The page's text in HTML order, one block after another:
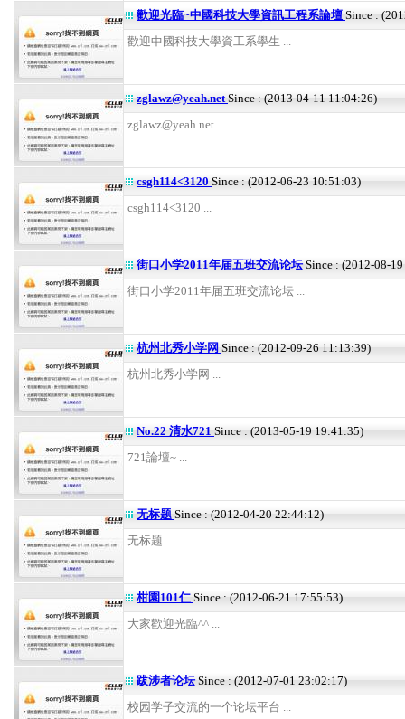
歡迎光臨~中國科技大學資訊工程系論壇 Since :
歡迎中國科技大學資工系學生 ...
zglawz@yeah.netSince : (2013-04-11 11:04:26)
zglawz@yeah.net ...
csgh114<3120 Since : (2012-06-23 10:51:03)
csgh114<3120 ...
街口小学2011年届五班交流论坛Since : (2012-08-
街口小学2011年届五班交流论坛 ...
杭州北秀小学网 Since : (2012-09-26 11:13:39)
杭州北秀小学网 ...
No.22 清水721 Since : (2013-05-19 19:41:35)
721論壇~ ...
无标题 Since : (2012-04-20 22:44:12)
无标题 ...
柑園101仁Since : (2012-06-21 17:55:53)
大家歡迎光臨^^ ...
跋涉者论坛Since : (2012-07-01 23:02:17)
校园学子交流的一个论坛平台 ...